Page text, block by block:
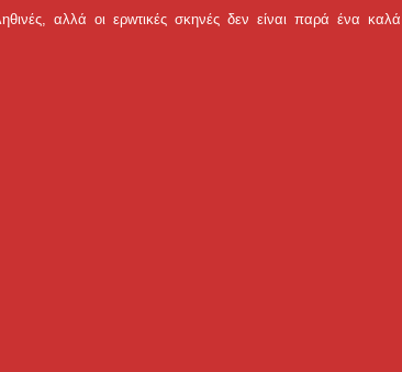
αλλά οι ερwτικές σκηνές δεν είναι παρά ένα καλά